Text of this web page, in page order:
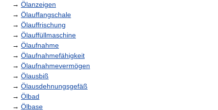
→ Ölanzeigen
→ Ölauffangschale
→ Ölauffrischung
→ Ölauffüllmaschine
→ Ölaufnahme
→ Ölaufnahmefähigkeit
→ Ölaufnahmevermögen
→ Ölausbiß
→ Ölausdehnungsgefäß
→ Ölbad
→ Ölbase